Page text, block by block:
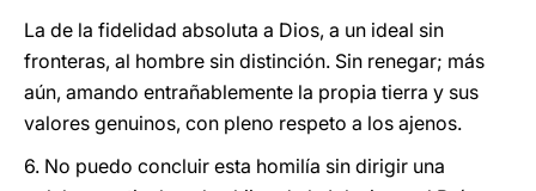
La de la fidelidad absoluta a Dios, a un ideal sin
fronteras, al hombre sin distinción. Sin renegar; más
aún, amando entrañablemente la propia tierra y sus
valores genuinos, con pleno respeto a los ajenos.
6. No puedo concluir esta homilía sin dirigir una